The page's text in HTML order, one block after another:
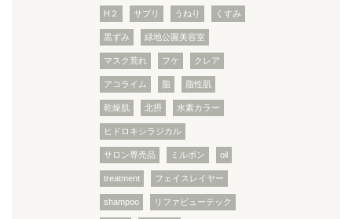
H２ サプリ うねり くすみ
黒ずみ 緑地公園美容室
マスク荒れ フケ クレア
アコライム 脂 脂性肌
乾燥肌 北摂 水素カラー
ヒドロキシラジカル
サロン専売品 ミルボン oil
treatment フェイスレイヤー
shampoo リファビューテック